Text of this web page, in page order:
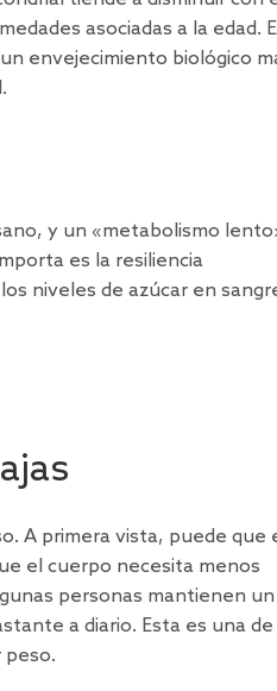
asociadas a la edad. El
envejecimiento biológico
y un «metabolismo
es la resiliencia
niveles de azúcar en
A primera vista, puede que
el cuerpo necesita menos
personas mantienen
a diario. Esta es una de
peso.